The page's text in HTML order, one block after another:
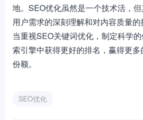
地。SEO优化虽然是一个技术活，
用户需求的深刻理解和对内容质量
当重视SEO关键词优化，制定科学
索引擎中获得更好的排名，赢得更
份额。
SEO优化